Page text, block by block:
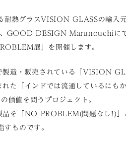
耐熱グラスVISION GLASSの輸入
、GOOD DESIGN Marunouchiに
展」を開催します。
造・販売されている「VISION
た「インドでは流通しているにも
価値を問うプロジェクト。
品を「NO PROBLEM(問題なし!)」
すものです。